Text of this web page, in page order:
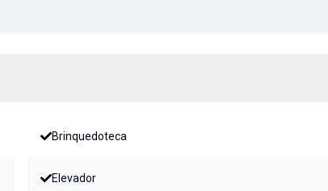
Brinquedoteca
Elevador